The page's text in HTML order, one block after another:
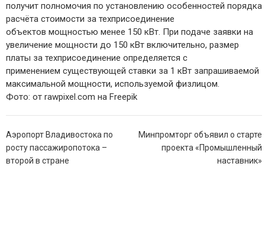
получит полномочия по установлению особенностей порядка
расчёта стоимости за техприсоединение
объектов мощностью менее 150 кВт. При подаче заявки на
увеличение мощности до 150 кВт включительно, размер
платы за техприсоединение определяется с
применением существующей ставки за 1 кВт запрашиваемой
максимальной мощности, используемой физлицом.
Фото: от rawpixel.com на Freepik
Навигация
по
записям
Аэропорт Владивостока по
росту пассажиропотока –
второй в стране
Минпромторг объявил о старте
проекта «Промышленный
наставник»